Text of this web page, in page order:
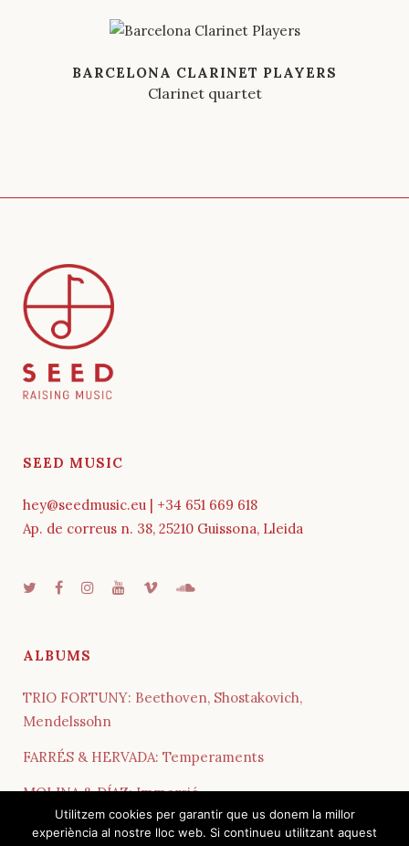
BARCELONA CLARINET PLAYERS
Clarinet quartet
SEED MUSIC
hey@seedmusic.eu | +34 651 669 618
Ap. de correus n. 38, 25210 Guissona, Lleida
ALBUMS
TRIO FORTUNY: Beethoven, Shostakovich,
Mendelssohn
FARRÉS & HERVADA: Temperaments
MOLINA & DÍAZ: Immersió
QUARTET COSMOS: Influences
Utilitzem cookies per garantir que us donem la millor
experiència al nostre lloc web. Si continueu utilitzant aquest